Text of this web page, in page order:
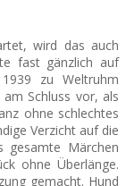
wird das auch
fast gänzlich auf
zu Weltruhm
Schluss vor, als
ohne schlechtes
Verzicht auf die
gesamte Märchen
ohne Überlänge.
gemacht. Hund